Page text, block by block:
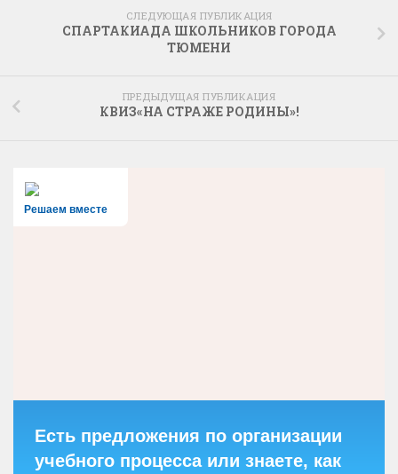
СЛЕДУЮЩАЯ ПУБЛИКАЦИЯ
СПАРТАКИАДА ШКОЛЬНИКОВ ГОРОДА
ТЮМЕНИ
ПРЕДЫДУЩАЯ ПУБЛИКАЦИЯ
КВИЗ«НА СТРАЖЕ РОДИНЫ»!
Решаем вместе
Есть предложения по организации
учебного процесса или знаете, как